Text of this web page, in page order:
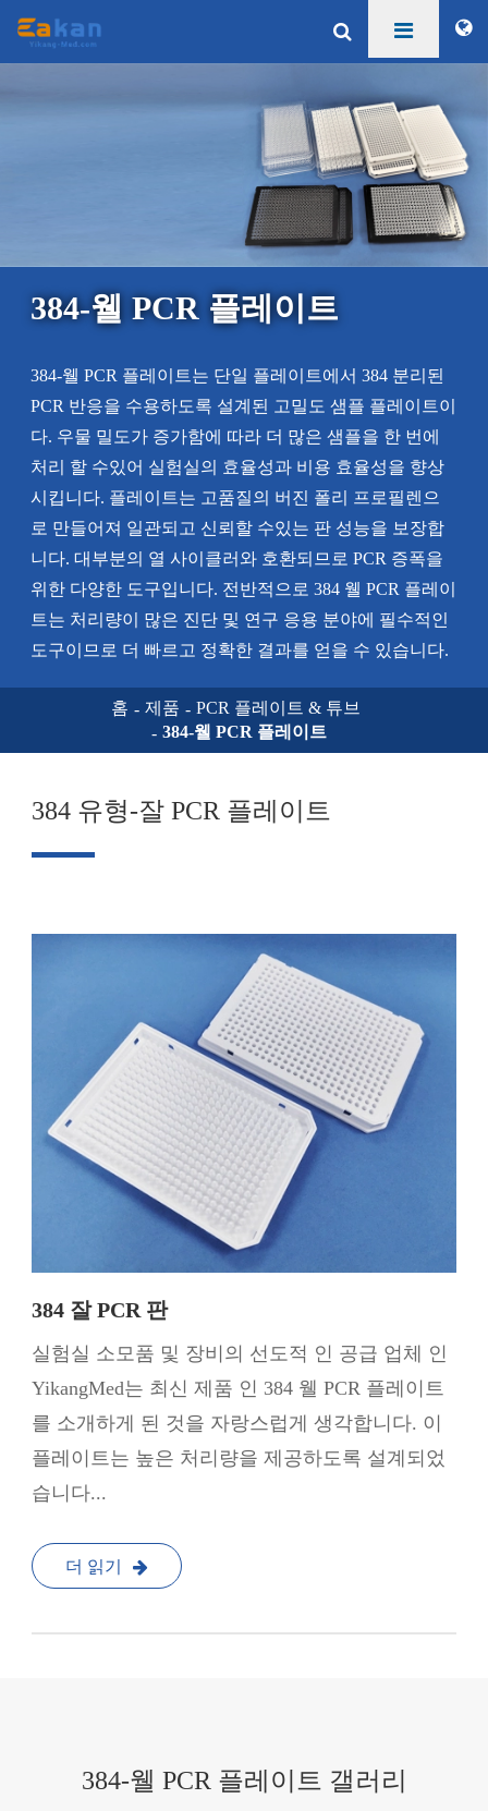
384-웰 PCR 플레이트
384-웰 PCR 플레이트는 단일 플레이트에서 384 분리된
PCR 반응을 수용하도록 설계된 고밀도 샘플 플레이트이
다. 우물 밀도가 증가함에 따라 더 많은 샘플을 한 번에
처리 할 수있어 실험실의 효율성과 비용 효율성을 향상
시킵니다. 플레이트는 고품질의 버진 폴리 프로필렌으
로 만들어져 일관되고 신뢰할 수있는 판 성능을 보장합
니다. 대부분의 열 사이클러와 호환되므로 PCR 증폭을
위한 다양한 도구입니다. 전반적으로 384 웰 PCR 플레이
트는 처리량이 많은 진단 및 연구 응용 분야에 필수적인
도구이므로 더 빠르고 정확한 결과를 얻을 수 있습니다.
홈 제품
PCR 플레이트 & 튜브
384-웰 PCR 플레이트
384 유형-잘 PCR 플레이트
384 잘 PCR 판
실험실 소모품 및 장비의 선도적 인 공급 업체 인
YikangMed는 최신 제품 인 384 웰 PCR 플레이트
를 소개하게 된 것을 자랑스럽게 생각합니다. 이
플레이트는 높은 처리량을 제공하도록 설계되었
습니다...
더 읽기
384-웰 PCR 플레이트 갤러리